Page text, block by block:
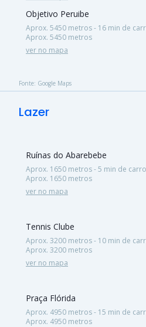
Objetivo Peruibe
Aprox. 5450 metros - 16 min de
Aprox. 5450 metros
ver no mapa
Fonte: Google Maps
Lazer
Ruínas do Abarebebe
Aprox. 1650 metros - 5 min de carro
Aprox. 1650 metros
ver no mapa
Tennis Clube
Aprox. 3200 metros - 10 min de
Aprox. 3200 metros
ver no mapa
Praça Flórida
Aprox. 4950 metros - 15 min de
Aprox. 4950 metros